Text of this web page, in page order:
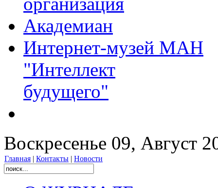
Академиан
Интернет-музей МАН
"Интеллект
будущего"
Воскресенье 09, Август
Главная | Контакты | Новости